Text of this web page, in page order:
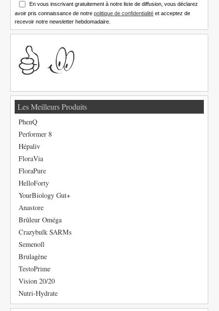
En vous inscrivant gratuitement à notre liste de diffusion, vous déclarez
avoir pris connaissance de notrepolitique de confidentialité et acceptez de
recevoir notre newsletter hebdomadaire.
Les Meilleurs Produits
PhenQ
Performer 8
Hépaliv
FloraVia
FloraPure
HelloForty
YourBiology Gut+
Anastore
Brûleur Oméga
Crazybulk SARMs
Semenoll
Brulagène
TestoPrime
Vision 20/20
Nutri-Hydrate